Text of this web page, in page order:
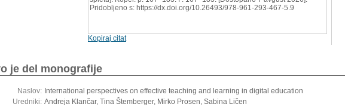
Pridobljeno s: https://dx.doi.org/10.26493/978-961-293-467-5.9
Kopiraj citat
je del monografije
Naslov: International perspectives on effective teaching and learning in digital education
Uredniki: Andreja Klančar, Tina Štemberger, Mirko Prosen, Sabina Ličen